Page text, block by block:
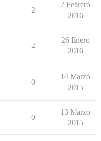
2
2 Febrero
2016
2
26 Enero
2016
0
14 Marzo
2015
0
13 Marzo
2015